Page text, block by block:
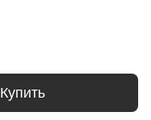
Купить